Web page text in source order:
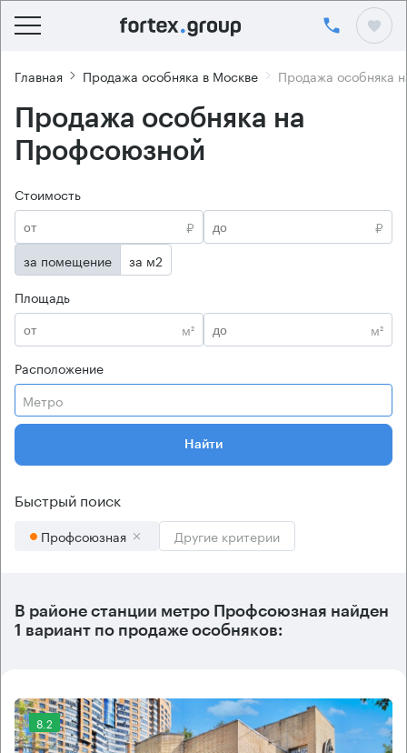
Главная Продажа особняка в Москве Продажа особняка
Продажа особняка на
Профсоюзной
Стоимость
₽
₽
за помещение
за м2
Площадь
м²
м²
Расположение
Метро
Найти
Быстрый поиск
Профсоюзная Другие критерии
В районе станции метро Профсоюзная найден
1 вариант по продаже особняков:
8.2